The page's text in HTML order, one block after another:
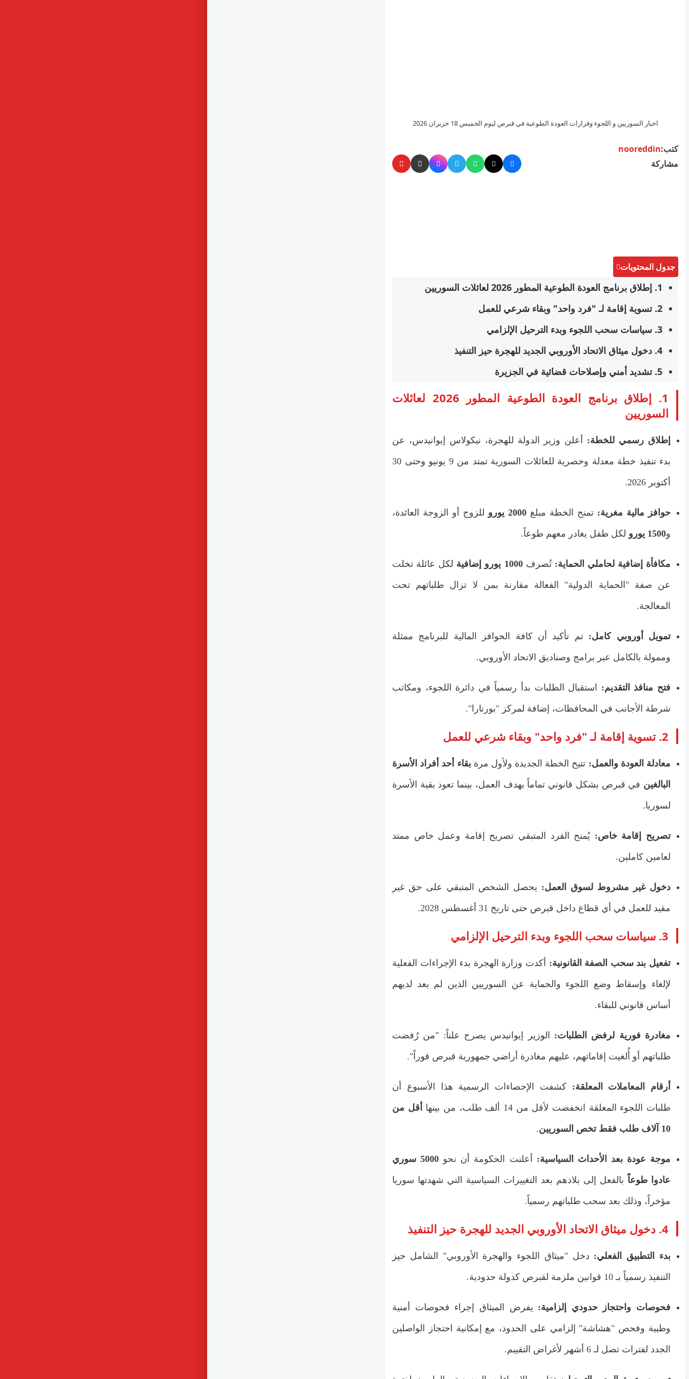
اخبار السوريين و اللجوء وقرارات العودة الطوعية في قبرص ليوم الخميس 18 حزيران 2026
كتب:nooreddin
مشاركة
جدول المحتويات
1. إطلاق برنامج العودة الطوعية المطور 2026 لعائلات السوريين
2. تسوية إقامة لـ "فرد واحد" وبقاء شرعي للعمل
3. سياسات سحب اللجوء وبدء الترحيل الإلزامي
4. دخول ميثاق الاتحاد الأوروبي الجديد للهجرة حيز التنفيذ
5. تشديد أمني وإصلاحات قضائية في الجزيرة
1. إطلاق برنامج العودة الطوعية المطور 2026 لعائلات
السوريين
إطلاق رسمي للخطة: أعلن وزير الدولة للهجرة، نيكولاس إيوانيدس، عن
بدء تنفيذ خطة معدلة وحصرية للعائلات السورية تمتد من 9 يونيو وحتى 30
أكتوبر 2026.
حوافز مالية مغرية: تمنح الخطة مبلغ 2000 يورو للزوج أو الزوجة العائدة،
و1500 يورو لكل طفل يغادر معهم طوعاً.
مكافأة إضافية لحاملي الحماية: تُصرف1000 يورو إضافية لكل عائلة تخلت
عن صفة "الحماية الدولية" الفعالة مقارنة بمن لا تزال طلباتهم تحت
المعالجة.
تمويل أوروبي كامل: تم تأكيد أن كافة الحوافز المالية للبرنامج ممثلة
وممولة بالكامل عبر برامج وصناديق الاتحاد الأوروبي.
فتح منافذ التقديم: استقبال الطلبات بدأ رسمياً في دائرة اللجوء، ومكاتب
شرطة الأجانب في المحافظات، إضافة لمركز "بورنارا".
2. تسوية إقامة لـ "فرد واحد" وبقاء شرعي للعمل
معادلة العودة والعمل: تتيح الخطة الجديدة ولأول مرةبقاء أحد أفراد الأسرة
البالغين في قبرص بشكل قانوني تماماً بهدف العمل، بينما تعود بقية الأسرة
لسوريا.
تصريح إقامة خاص: يُمنح الفرد المتبقي تصريح إقامة وعمل خاص ممتد
لعامين كاملين.
دخول غير مشروط لسوق العمل: يحصل الشخص المتبقي على حق غير
مقيد للعمل في أي قطاع داخل قبرص حتى تاريخ 31 أغسطس 2028.
3. سياسات سحب اللجوء وبدء الترحيل الإلزامي
تفعيل بند سحب الصفة القانونية: أكدت وزارة الهجرة بدء الإجراءات الفعلية
لإلغاء وإسقاط وضع اللجوء والحماية عن السوريين الذين لم يعد لديهم
أساس قانوني للبقاء.
مغادرة فورية لرفض الطلبات: الوزير إيوانيدس يصرح علناً: "من رُفضت
طلباتهم أو أُلغيت إقاماتهم، عليهم مغادرة أراضي جمهورية قبرص فوراً".
أرقام المعاملات المعلقة: كشفت الإحصاءات الرسمية هذا الأسبوع أن
طلبات اللجوء المعلقة انخفضت لأقل من 14 ألف طلب، من بينها أقل من
10 آلاف طلب فقط تخص السوريين .
موجة عودة بعد الأحداث السياسية: أعلنت الحكومة أن نحو 5000 سوري
عادوا طوعاً بالفعل إلى بلادهم بعد التغييرات السياسية التي شهدتها سوريا
مؤخراً، وذلك بعد سحب طلباتهم رسمياً.
4. دخول ميثاق الاتحاد الأوروبي الجديد للهجرة حيز التنفيذ
بدء التطبيق الفعلي: دخل "ميثاق اللجوء والهجرة الأوروبي" الشامل حيز
التنفيذ رسمياً بـ 10 قوانين ملزمة لقبرص كدولة حدودية.
فحوصات واحتجاز حدودي إلزامية: يفرض الميثاق إجراء فحوصات أمنية
وطبية وفحص "هشاشة" إلزامي على الحدود، مع إمكانية احتجاز الواصلين
الجدد لفترات تصل لـ 6 أشهر لأغراض التقييم.